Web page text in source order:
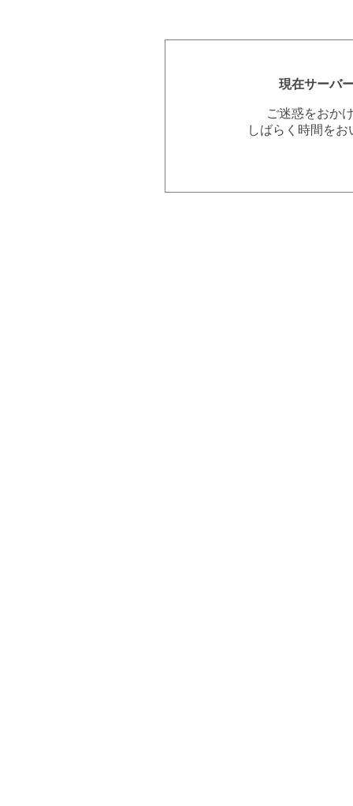
現在サーバ
ご迷惑をおか
しばらく時間を